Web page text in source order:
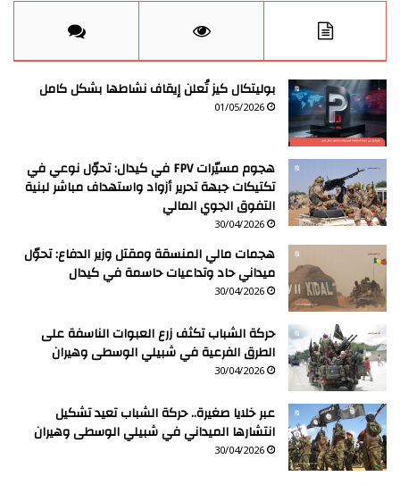
بوليتكال كيز تُعلن إيقاف نشاطها بشكل كامل
01/05/2026
هجوم مسيّرات FPV في كيدال: تحوّل نوعي في
تكتيكات جبهة تحرير أزواد واستهداف مباشر لبنية
التفوق الجوي المالي
30/04/2026
هجمات مالي المنسقة ومقتل وزير الدفاع: تحوّل
ميداني حاد وتداعيات حاسمة في كيدال
30/04/2026
حركة الشباب تكثف زرع العبوات الناسفة على
الطرق الفرعية في شبيلي الوسطى وهيران
30/04/2026
عبر خلايا صغيرة.. حركة الشباب تعيد تشكيل
انتشارها الميداني في شبيلي الوسطى وهيران
30/04/2026